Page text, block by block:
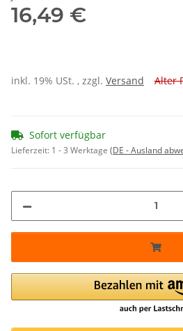
16,49 €
inkl. 19% USt. , zzgl. Versand Alter
Sofort verfügbar
Lieferzeit: 1 - 3 Werktage (DE - Ausland